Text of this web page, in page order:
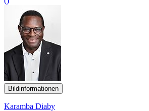
Bildinformationen
Karamba Diaby